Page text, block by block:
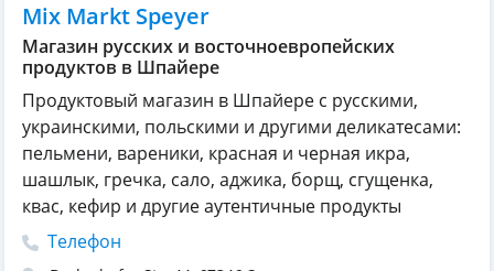
Mix Markt Speyer
Магазин русских и восточноевропейских
продуктов в Шпайере
Продуктовый магазин в Шпайере с русскими,
украинскими, польскими и другими деликатесами:
пельмени, вареники, красная и черная икра,
шашлык, гречка, сало, аджика, борщ, сгущенка,
квас, кефир и другие аутентичные продукты
Телефон